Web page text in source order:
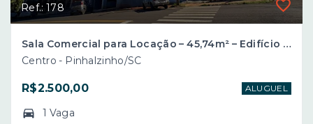
Ref.: 178
Sala Comercial para Locação – 45,74m² – Edifício Sumattone Business Center – Centro de Pinhalzinho/SC
Centro - Pinhalzinho/SC
R$2.500,00 ALUGUEL
1 Vaga